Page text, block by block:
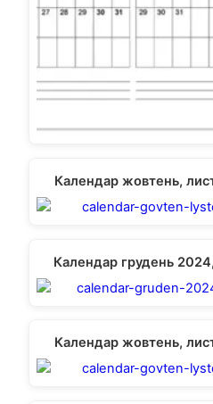
Календар жовтень,
Календар грудень
Календар жовтень,